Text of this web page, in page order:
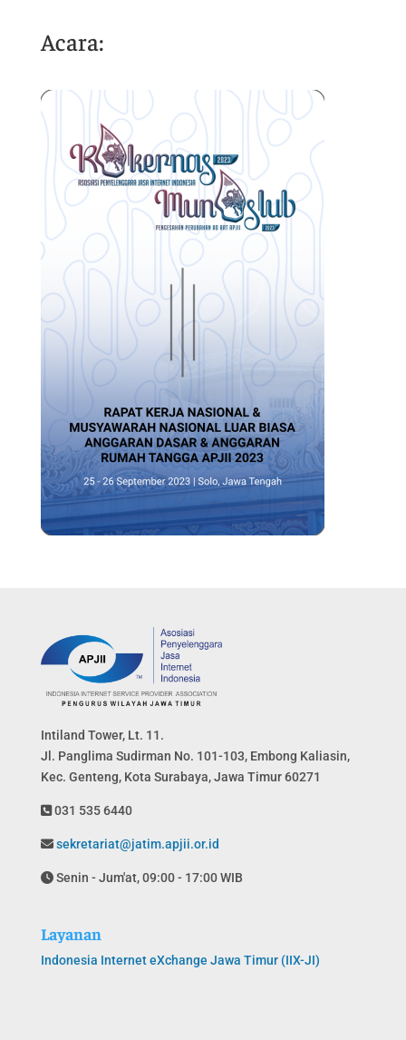
Acara:
Intiland Tower, Lt. 11.
Jl. Panglima Sudirman No. 101-103, Embong Kaliasin,
Kec. Genteng, Kota Surabaya, Jawa Timur 60271
031 535 6440
sekretariat@jatim.apjii.or.id
Senin - Jum'at, 09:00 - 17:00 WIB
Layanan
Indonesia Internet eXchange Jawa Timur (IIX-JI)